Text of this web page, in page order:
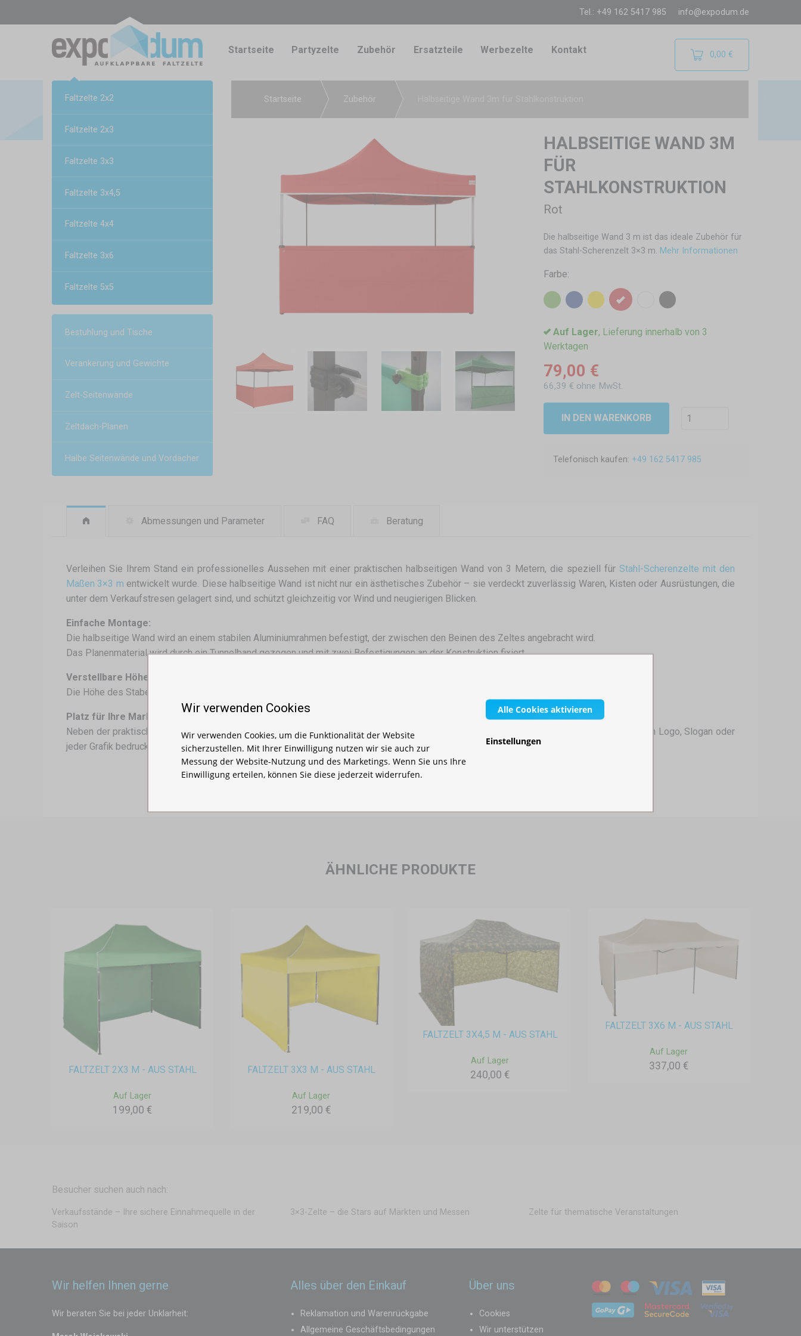
Tel.: +49 162 5417 985 info@expodum.de
Startseite Partyzelte Zubehör Ersatzteile Werbezelte Kontakt 0,00 €
Faltzelte 2x2
Faltzelte 2x3
Faltzelte 3x3
Faltzelte 3x4,5
Faltzelte 4x4
Faltzelte 3x6
Faltzelte 5x5
Bestuhlung und Tische
Verankerung und Gewichte
Zelt-Seitenwände
Zeltdach-Planen
Halbe Seitenwände und Vordächer
Startseite Zubehör
HALBSEITIGE WAND 3M
FÜR
STAHLKONSTRUKTION
Rot
Die halbseitige Wand 3 m ist das ideale Zubehör für
das Stahl-Scherenzelt 3×3 m. Mehr Informationen
Farbe:
Auf Lager, Lieferung innerhalb von 3
Werktagen
79,00 €
66,39 € ohne MwSt.
IN DEN WARENKORB
Telefonisch kaufen: +49 162 5417 985
Abmessungen und Parameter FAQ Beratung
Verleihen Sie Ihrem Stand ein professionelles Aussehen mit einer praktischen halbseitigen Wand von 3 Metern, die speziell für Stahl-Scherenzelte mit den
Maßen 3×3 m entwickelt wurde. Diese halbseitige Wand ist nicht nur ein ästhetisches Zubehör – sie verdeckt zuverlässig Waren, Kisten oder Ausrüstungen, die
unter dem Verkaufstresen gelagert sind, und schützt gleichzeitig vor Wind und neugierigen Blicken.
Einfache Montage:
Die halbseitige Wand wird an einem stabilen Aluminiumrahmen befestigt, der zwischen den Beinen des Zeltes angebracht wird.
Das Planenmaterial wird durch ein Tunnelband gezogen und mit zwei Befestigungen an der Konstruktion fixiert.
Verstellbare Höhe:
Die Höhe des Stabes lässt sich dank des teleskopischen Mechanismus an die Höhe Ihres Tisches anpassen.
Platz für Ihre Marke:
Neben der praktischen Funktion bietet die halbseitige Wand auch die Möglichkeit, Ihre Marke sichtbar zu machen – Sie können sie mit Ihrem Logo, Slogan oder
jeder Grafik bedrucken lassen, die die Aufmerksamkeit der Kunden auf sich zieht.
ÄHNLICHE PRODUKTE
FALTZELT 2X3 M - AUS STAHL
Auf Lager
199,00 €
FALTZELT 3X3 M - AUS STAHL
Auf Lager
219,00 €
FALTZELT 3X4,5 M - AUS STAHL
Auf Lager
240,00 €
FALTZELT 3X6 M - AUS STAHL
Auf Lager
337,00 €
Besucher suchen auch nach:
Verkaufsstände – Ihre sichere Einnahmequelle in der
Saison
3×3-Zelte – die Stars auf Märkten und Messen Zelte für thematische Veranstaltungen
Wir helfen Ihnen gerne
Wir beraten Sie bei jeder Unklarheit:
Alles über den Einkauf
Reklamation und Warenrückgabe
Allgemeine Geschäftsbedingungen
Über uns
Cookies
Wir unterstützen
Wir verwenden Cookies
Wir verwenden Cookies, um die Funktionalität der Website
sicherzustellen. Mit Ihrer Einwilligung nutzen wir sie auch zur
Messung der Website-Nutzung und des Marketings. Wenn Sie uns Ihre
Einwilligung erteilen, können Sie diese jederzeit widerrufen.
Alle Cookies aktivieren
Einstellungen